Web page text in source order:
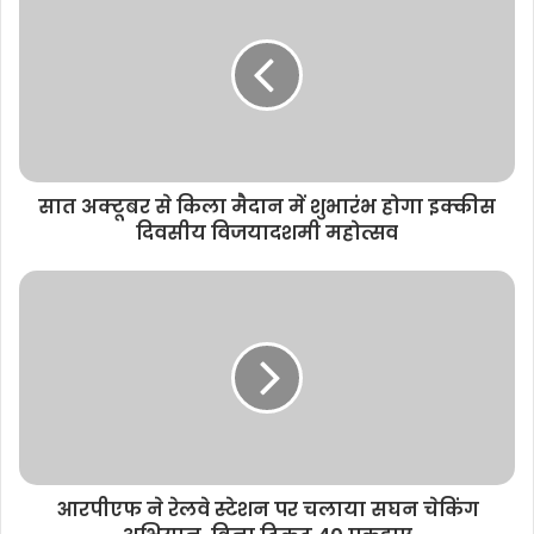
e
सात अक्टूबर से किला मैदान में शुभारंभ होगा इक्कीस
दिवसीय विजयादशमी महोत्सव
आरपीएफ ने रेलवे स्टेशन पर चलाया सघन चेकिंग